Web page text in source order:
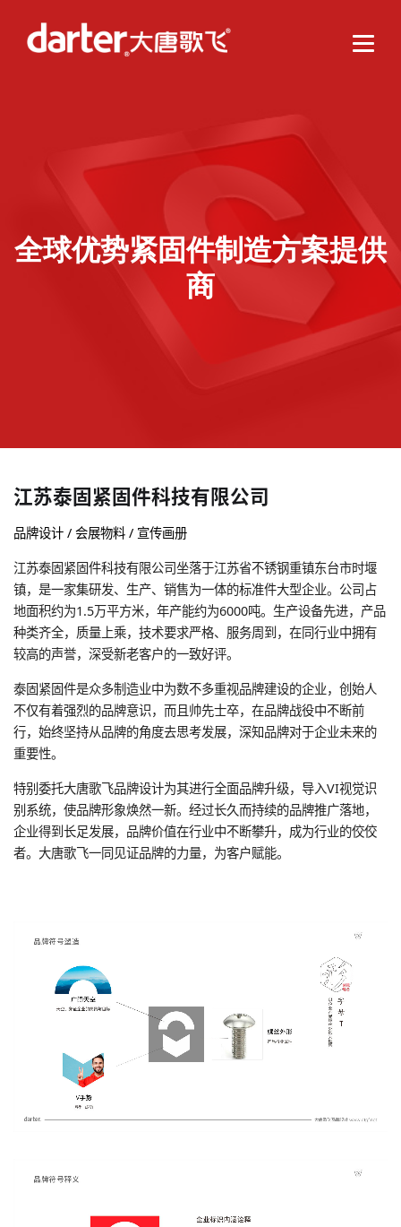
全球优势紧固件制造方案提供
商
江苏泰固紧固件科技有限公司
品牌设计 / 会展物料 / 宣传画册
江苏泰固紧固件科技有限公司坐落于江苏省不锈钢重镇东台市时堰
镇，是一家集研发、生产、销售为一体的标准件大型企业。公司占
地面积约为1.5万平方米，年产能约为6000吨。生产设备先进，产品
种类齐全，质量上乘，技术要求严格、服务周到，在同行业中拥有
较高的声誉，深受新老客户的一致好评。
泰固紧固件是众多制造业中为数不多重视品牌建设的企业，创始人
不仅有着强烈的品牌意识，而且帅先士卒，在品牌战役中不断前
行，始终坚持从品牌的角度去思考发展，深知品牌对于企业未来的
重要性。
特别委托大唐歌飞品牌设计为其进行全面品牌升级，导入VI视觉识
别系统，使品牌形象焕然一新。经过长久而持续的品牌推广落地，
企业得到长足发展，品牌价值在行业中不断攀升，成为行业的佼佼
者。大唐歌飞一同见证品牌的力量，为客户赋能。